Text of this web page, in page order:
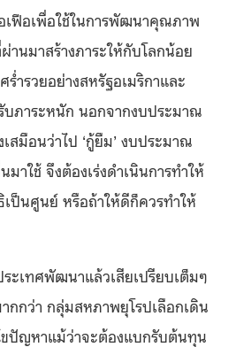
ฟือเพื่อใช้ในการพัฒนาคุณภาพ
านมาสร้างภาระให้กับโลกน้อย
ำรวยอย่างสหรัฐอเมริกาและ
ภาระหนัก นอกจากงบประมาณ
สมือนว่าไป ‘กู้ยืม’ งบประมาณ
าใช้ จึงต้องเร่งดำเนินการทำให้
ป็นศูนย์ หรือถ้าให้ดีก็ควรทำให้
ะเทศพัฒนาแล้วเสียเปรียบเต็มๆ
กกว่า กลุ่มสหภาพยุโรปเลือกเดิน
ปัญหาแม้ว่าจะต้องแบกรับต้นทุน